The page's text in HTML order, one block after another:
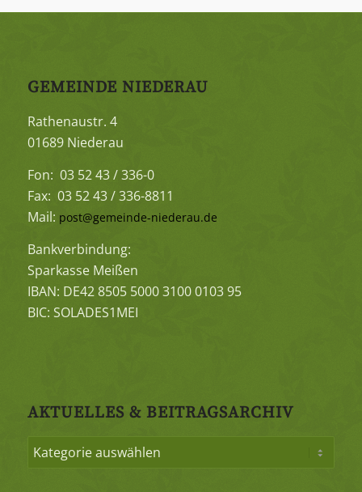
GEMEINDE NIEDERAU
Rathenaustr. 4
01689 Niederau
Fon: 03 52 43 / 336-0
Fax: 03 52 43 / 336-8811
Mail: post@gemeinde-niederau.de
Bankverbindung:
Sparkasse Meißen
IBAN: DE42 8505 5000 3100 0103 95
BIC: SOLADES1MEI
AKTUELLES & BEITRAGSARCHIV